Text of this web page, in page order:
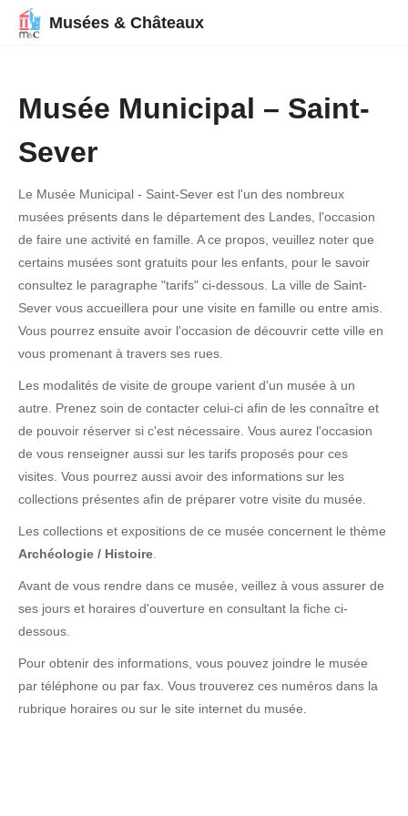
Musées & Châteaux
Musée Municipal – Saint-
Sever
Le Musée Municipal - Saint-Sever est l'un des nombreux
musées présents dans le département des Landes, l'occasion
de faire une activité en famille. A ce propos, veuillez noter que
certains musées sont gratuits pour les enfants, pour le savoir
consultez le paragraphe "tarifs" ci-dessous. La ville de Saint-
Sever vous accueillera pour une visite en famille ou entre amis.
Vous pourrez ensuite avoir l'occasion de découvrir cette ville en
vous promenant à travers ses rues.
Les modalités de visite de groupe varient d'un musée à un
autre. Prenez soin de contacter celui-ci afin de les connaître et
de pouvoir réserver si c'est nécessaire. Vous aurez l'occasion
de vous renseigner aussi sur les tarifs proposés pour ces
visites. Vous pourrez aussi avoir des informations sur les
collections présentes afin de préparer votre visite du musée.
Les collections et expositions de ce musée concernent le thème
Archéologie / Histoire
Avant de vous rendre dans ce musée, veillez à vous assurer de
ses jours et horaires d'ouverture en consultant la fiche ci-
dessous.
Pour obtenir des informations, vous pouvez joindre le musée
par téléphone ou par fax. Vous trouverez ces numéros dans la
rubrique horaires ou sur le site internet du musée.